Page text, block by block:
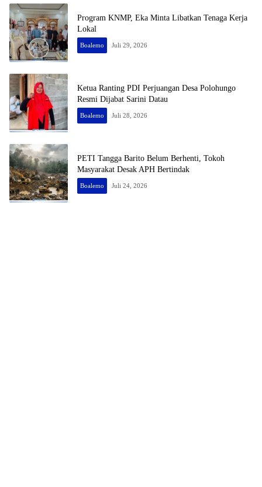
Program KNMP, Eka Minta Libatkan Tenaga Kerja
Lokal
Boalemo Juli 29, 2026
Ketua Ranting PDI Perjuangan Desa Polohungo
Resmi Dijabat Sarini Datau
Boalemo Juli 28, 2026
PETI Tangga Barito Belum Berhenti, Tokoh
Masyarakat Desak APH Bertindak
Boalemo Juli 24, 2026